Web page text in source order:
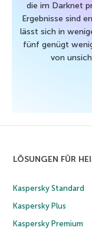
die im Darknet
Ergebnisse sind
lässt sich in
fünf genügt
von
LÖSUNGEN FÜR
Kaspersky Standard
Kaspersky Plus
Kaspersky Premium